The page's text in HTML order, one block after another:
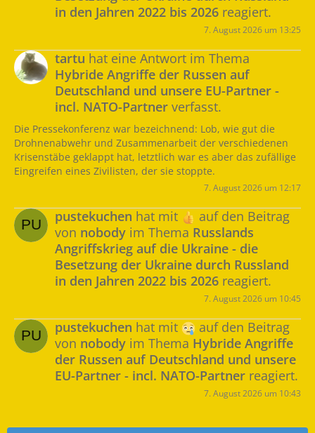
in den Jahren 2022 bis 2026 reagiert.
7. August 2026 um 13:25
tartu hat eine Antwort im Thema
Hybride Angriffe der Russen auf
Deutschland und unsere EU-Partner -
incl. NATO-Partner verfasst.
Die Pressekonferenz war bezeichnend: Lob, wie gut die
Drohnenabwehr und Zusammenarbeit der verschiedenen
Krisenstäbe geklappt hat, letztlich war es aber das zufällige
Eingreifen eines Zivilisten, der sie stoppte.
7. August 2026 um 12:17
pustekuchen hat mit
auf den Beitrag
von nobody im Thema Russlands
Angriffskrieg auf die Ukraine - die
Besetzung der Ukraine durch Russland
in den Jahren 2022 bis 2026 reagiert.
7. August 2026 um 10:45
pustekuchen hat mit
auf den Beitrag
von nobody im Thema Hybride Angriffe
der Russen auf Deutschland und unsere
EU-Partner - incl. NATO-Partner reagiert.
7. August 2026 um 10:43